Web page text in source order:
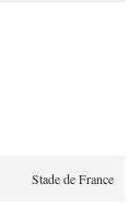
Stade de France